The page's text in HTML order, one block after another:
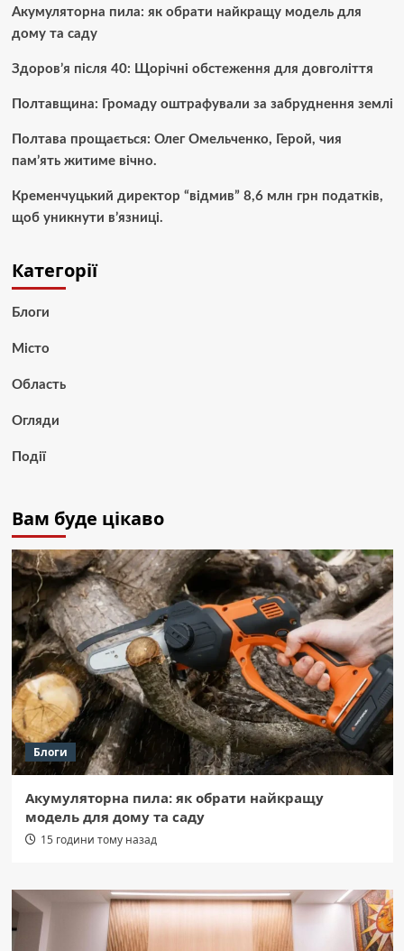
Акумуляторна пила: як обрати найкращу модель для
дому та саду
Здоров’я після 40: Щорічні обстеження для довголіття
Полтавщина: Громаду оштрафували за забруднення землі
Полтава прощається: Олег Омельченко, Герой, чия
пам’ять житиме вічно.
Кременчуцький директор “відмив” 8,6 млн грн податків,
щоб уникнути в’язниці.
Категорії
Блоги
Місто
Область
Огляди
Події
Вам буде цікаво
Блоги
Акумуляторна пила: як обрати найкращу
модель для дому та саду
15 години тому назад